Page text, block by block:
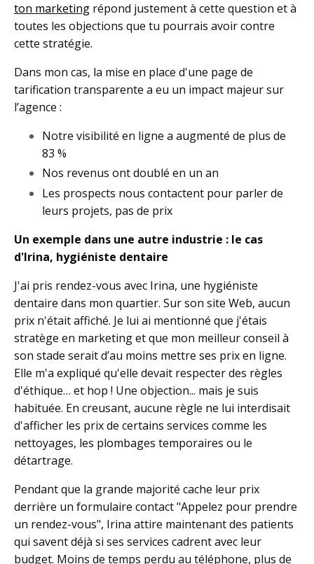
ton marketing répond justement à cette question et à
toutes les objections que tu pourrais avoir contre
cette stratégie.
Dans mon cas, la mise en place d'une page de
tarification transparente a eu un impact majeur sur
l’agence :
Notre visibilité en ligne a augmenté de plus de
83 %
Nos revenus ont doublé en un an
Les prospects nous contactent pour parler de
leurs projets, pas de prix
Un exemple dans une autre industrie : le cas
d'Irina, hygiéniste dentaire
J'ai pris rendez-vous avec Irina, une hygiéniste
dentaire dans mon quartier. Sur son site Web, aucun
prix n'était affiché. Je lui ai mentionné que j'étais
stratège en marketing et que mon meilleur conseil à
son stade serait d’au moins mettre ses prix en ligne.
Elle m'a expliqué qu'elle devait respecter des règles
d'éthique… et hop ! Une objection... mais je suis
habituée. En creusant, aucune règle ne lui interdisait
d'afficher les prix de certains services comme les
nettoyages, les plombages temporaires ou le
détartrage.
Pendant que la grande majorité cache leur prix
derrière un formulaire contact "Appelez pour prendre
un rendez-vous", Irina attire maintenant des patients
qui savent déjà si ses services cadrent avec leur
budget. Moins de temps perdu au téléphone, plus de